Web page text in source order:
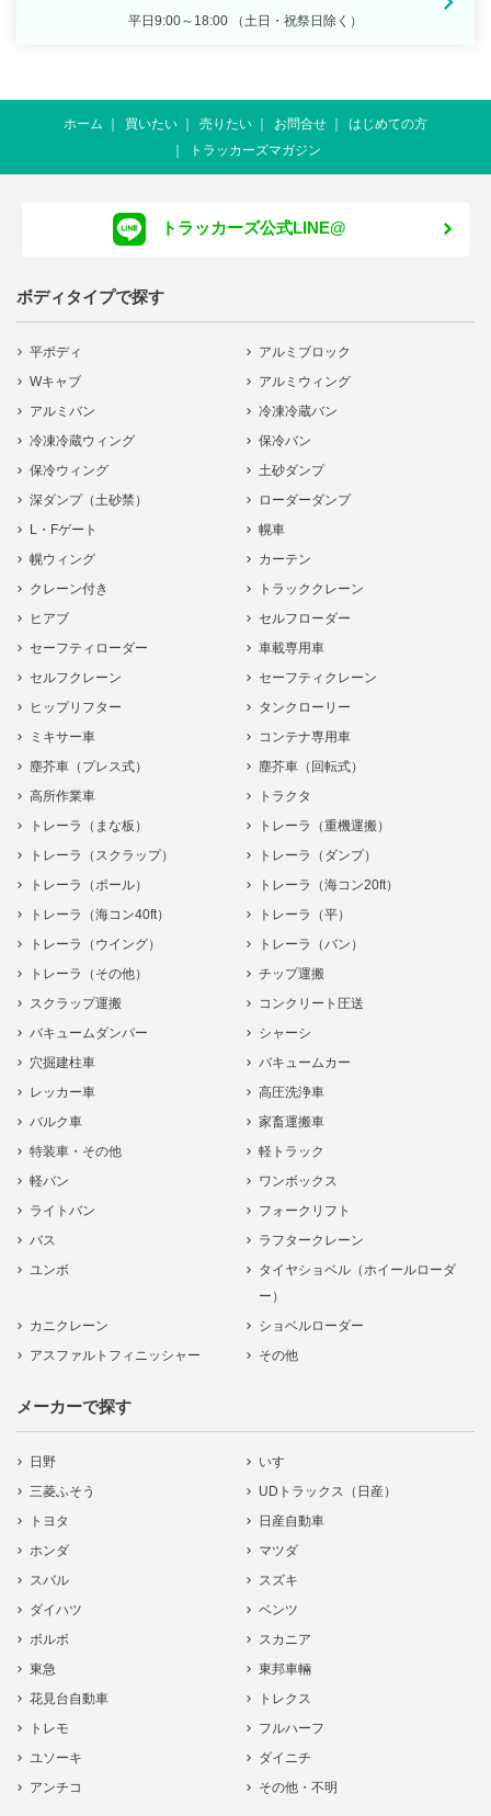
平日9:00～18:00 （土日・祝祭日除く）
ホーム 買いたい 売りたい お問合せ
はじめての方
トラッカーズマガジン
トラッカーズ公式LINE@
ボディタイプで探す
平ボディ
アルミブロック
Wキャブ
アルミウィング
アルミバン
冷凍冷蔵バン
冷凍冷蔵ウィング
保冷バン
保冷ウィング
土砂ダンプ
深ダンプ（土砂禁）
ローダーダンプ
L・Fゲート
幌車
幌ウィング
カーテン
クレーン付き
トラッククレーン
ヒアブ
セルフローダー
セーフティローダー
車載専用車
セルフクレーン
セーフティクレーン
ヒップリフター
タンクローリー
ミキサー車
コンテナ専用車
塵芥車（プレス式）
塵芥車（回転式）
高所作業車
トラクタ
トレーラ（まな板）
トレーラ（重機運搬）
トレーラ（スクラップ）
トレーラ（ダンプ）
トレーラ（ポール）
トレーラ（海コン20ft）
トレーラ（海コン40ft）
トレーラ（平）
トレーラ（ウイング）
トレーラ（バン）
トレーラ（その他）
チップ運搬
スクラップ運搬
コンクリート圧送
バキュームダンパー
シャーシ
穴掘建柱車
バキュームカー
レッカー車
高圧洗浄車
バルク車
家畜運搬車
特装車・その他
軽トラック
軽バン
ワンボックス
ライトバン
フォークリフト
バス
ラフタークレーン
ユンボ
タイヤショベル（ホイールローダ
ー）
カニクレーン
ショベルローダー
アスファルトフィニッシャー
その他
メーカーで探す
日野
いすゞ
三菱ふそう
UDトラックス（日産）
トヨタ
日産自動車
ホンダ
マツダ
スバル
スズキ
ダイハツ
ベンツ
ボルボ
スカニア
東急
東邦車輛
花見台自動車
トレクス
トレモ
フルハーフ
ユソーキ
ダイニチ
アンチコ
その他・不明